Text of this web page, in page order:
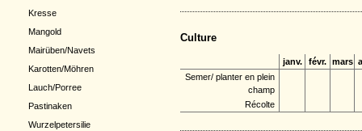
Kresse
Mangold
Mairüben/Navets
Karotten/Möhren
Lauch/Porree
Pastinaken
Wurzelpetersilie
Culture
janv. févr. mars
Semer/ planter en plein
champ
Récolte